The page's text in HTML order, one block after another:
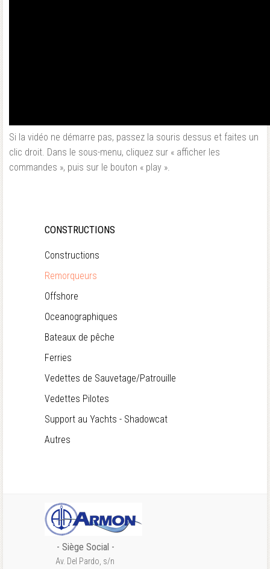
Si la vidéo ne démarre pas, passez la souris dessus et faites un
clic droit. Dans le sous-menu, cliquez sur « afficher les
commandes », puis sur le bouton « play ».
CONSTRUCTIONS
Constructions
Remorqueurs
Offshore
Oceanographiques
Bateaux de pêche
Ferries
Vedettes de Sauvetage/Patrouille
Vedettes Pilotes
Support au Yachts - Shadowcat
Autres
- Siège Social -
Av. Del Pardo, s/n